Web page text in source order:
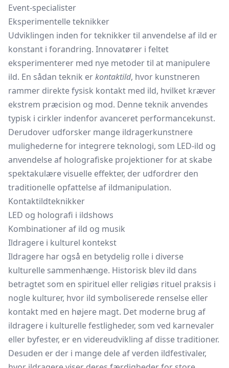
Event-specialister
Eksperimentelle teknikker
Udviklingen inden for teknikker til anvendelse af ild er
konstant i forandring. Innovatører i feltet
eksperimenterer med nye metoder til at manipulere
ild. En sådan teknik erkontaktild, hvor kunstneren
rammer direkte fysisk kontakt med ild, hvilket kræver
ekstrem præcision og mod. Denne teknik anvendes
typisk i cirkler indenfor avanceret performancekunst.
Derudover udforsker mange ildragerkunstnere
mulighederne for integrere teknologi, som LED-ild og
anvendelse af holografiske projektioner for at skabe
spektakulære visuelle effekter, der udfordrer den
traditionelle opfattelse af ildmanipulation.
Kontaktildteknikker
LED og holografi i ildshows
Kombinationer af ild og musik
Ildragere i kulturel kontekst
Ildragere har også en betydelig rolle i diverse
kulturelle sammenhænge. Historisk blev ild dans
betragtet som en spirituel eller religiøs rituel praksis i
nogle kulturer, hvor ild symboliserede renselse eller
kontakt med en højere magt. Det moderne brug af
ildragere i kulturelle festligheder, som ved karnevaler
eller byfester, er en videreudvikling af disse traditioner.
Desuden er der i mange dele af verden ildfestivaler,